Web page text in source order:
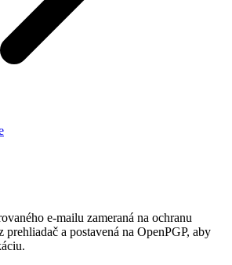
e-mailu zameraná na ochranu
prehliadač a postavená na OpenPGP, aby